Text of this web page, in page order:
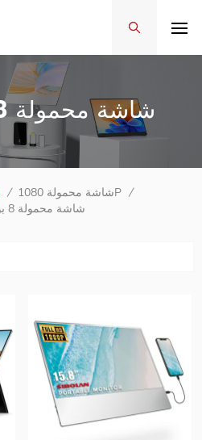
15 . شاشة محمولة 8 بوصة
/ شاشة محمولة 1080P /
15 . شاشة محمولة 8 بوصة